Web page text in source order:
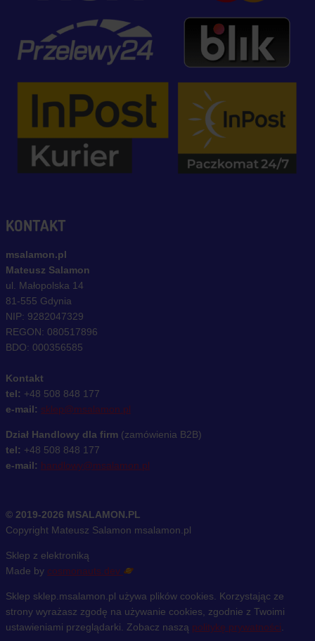
KONTAKT
msalamon.pl
Mateusz Salamon
ul. Małopolska 14
81-555 Gdynia
NIP: 9282047329
REGON: 080517896
BDO: 000356585
Kontakt
tel: +48 508 848 177
e-mail: sklep@msalamon.pl
Dział Handlowy dla firm (zamówienia B2B)
tel: +48 508 848 177
e-mail: handlowy@msalamon.pl
© 2019-2026 MSALAMON.PL
Copyright Mateusz Salamon msalamon.pl
Sklep z elektroniką
Made by cosmonauts.dev
Sklep sklep.msalamon.pl używa plików cookies. Korzystając ze
strony wyrażasz zgodę na używanie cookies, zgodnie z Twoimi
ustawieniami przeglądarki. Zobacz naszą politykę prywatności